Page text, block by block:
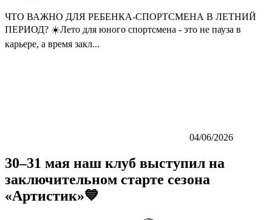
ЧТО ВАЖНО ДЛЯ РЕБЕНКА-СПОРТСМЕНА В ЛЕТНИЙ
ПЕРИОД? ☀️Лето для юного спортсмена - это не пауза в
карьере, а время закл...
04/06/2026
30–31 мая наш клуб выступил на
заключительном старте сезона
«Артистик»💙